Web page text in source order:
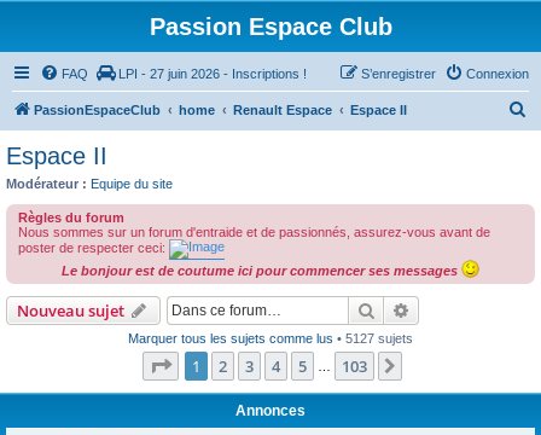
Passion Espace Club
FAQ LPI - 27 juin 2026 - Inscriptions ! Connexion
S’enregistrer
PassionEspaceClub home Renault Espace Espace II
c
Espace II
Modérateur : Equipe du site
Règles du forum
Nous sommes sur un forum d'entraide et de passionnés, assurez-vous avant de
poster de respecter ceci:
Le bonjour est de coutume ici pour commencer ses messages
Nouveau sujet Rechercher
Marquer tous les sujets comme lus • 5127 sujets
Page 1sur103
1 2 3 4 5 103
Annonces